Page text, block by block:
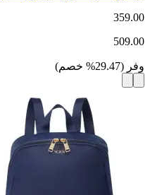
359.00
509.00
وفر (
29.47
% خصم)